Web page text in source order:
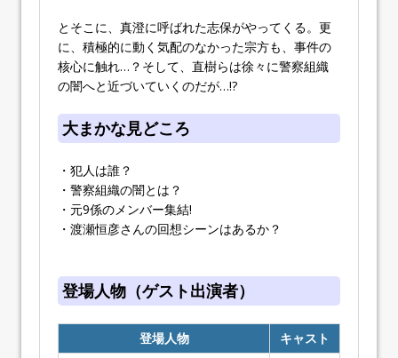
とそこに、真澄に呼ばれた志保がやってくる。更
に、積極的に動く気配のなかった宗方も、事件の
核心に触れ…？そして、直樹らは徐々に警察組織
の闇へと近づいていくのだが…!?
大まかな見どころ
・犯人は誰？
・警察組織の闇とは？
・元9係のメンバー集結!
・渡瀬恒彦さんの回想シーンはあるか？
登場人物（ゲスト出演者）
登場人物
キャスト